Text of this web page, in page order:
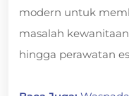
modern untuk
masalah
hingga perawatan